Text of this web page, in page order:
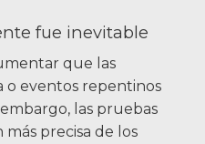
fue inevitable
que las
o eventos repentinos
las pruebas
precisa de los